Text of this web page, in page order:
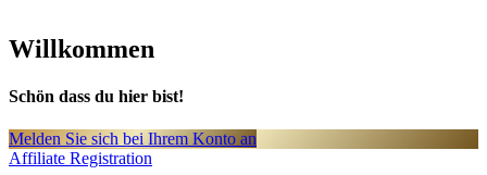
Willkommen
Schön dass du hier bist!
Melden Sie sich bei Ihrem Konto an
Affiliate Registration